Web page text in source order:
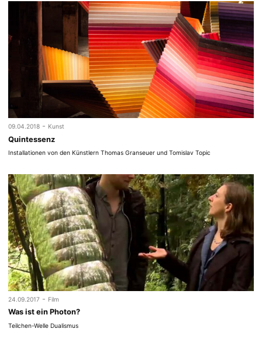
09.04.2018 - Kunst
Quintessenz
Installationen von den Künstlern Thomas Granseuer und Tomislav Topic
24.09.2017 - Film
Was ist ein Photon?
Teilchen-Welle Dualismus